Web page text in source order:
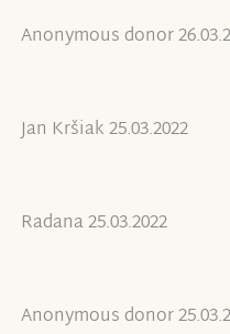
Anonymous donor
Jan Kršiak 25.03.2022
Radana 25.03.2022
Anonymous donor